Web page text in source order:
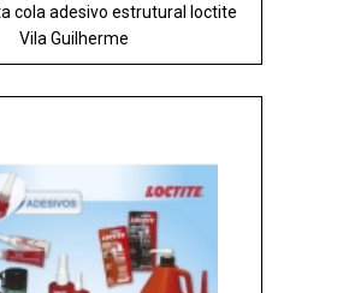
cola adesivo estrutural loctite
Vila Guilherme